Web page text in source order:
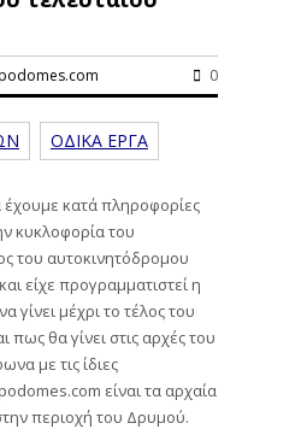
0
ΟΔΙΚΑ ΕΡΓΑ
κατά πληροφορίες
κυκλοφορία του
του αυτοκινητόδρομου
είχε προγραμματιστεί η
γίνει μέχρι το τέλος του
πως θα γίνει στις αρχές του
με τις ίδιες
είναι τα αρχαία
περιοχή του Δρυμού.